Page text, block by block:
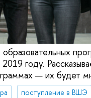
году.
— их будет
поступление в ВШЭ